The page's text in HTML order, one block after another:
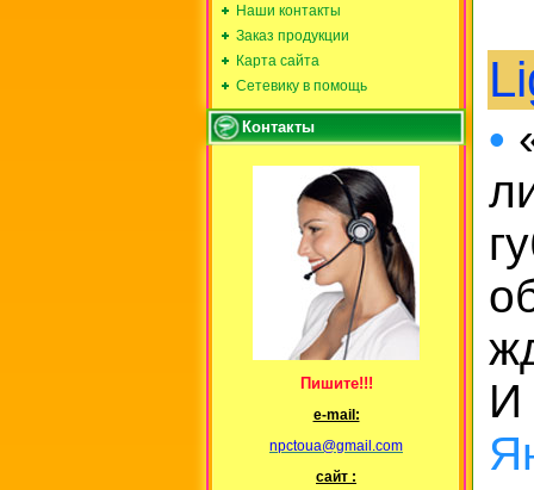
Наши контакты
Заказ продукции
Карта сайта
Сетевику в помощь
Контакты
Пишите!!!
е-mail:
npctoua@gmail.com
сайт :
•
И